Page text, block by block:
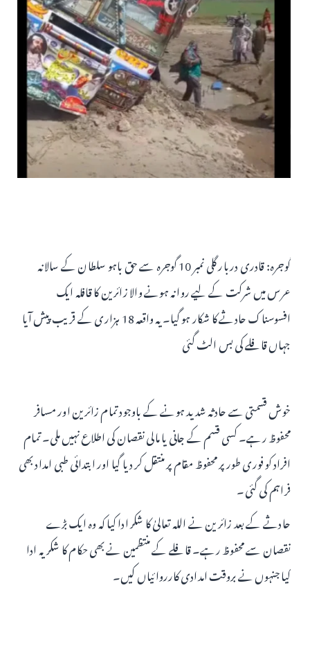
گوجرہ: قادری دربار گلی نمبر 10 گوجرہ سے حق باہو سلطان کے سالانہ
عرس میں شرکت کے لیے روانہ ہونے والا زائرین کا قافلہ ایک
افسوسناک حادثے کا شکار ہو گیا۔ یہ واقعہ 18 ہزاری کے قریب پیش آیا
جہاں قافلے کی بس الٹ گئی
خوش قسمتی سے حادثہ شدید ہونے کے باوجود تمام زائرین اور مسافر
محفوظ رہے۔ کسی قسم کے جانی یا مالی نقصان کی اطلاع نہیں ملی۔ تمام
افراد کو فوری طور پر محفوظ مقام پر منتقل کر دیا گیا اور ابتدائی طبی امداد بھی
فراہم کی گئی۔
حادثے کے بعد زائرین نے اللہ تعالیٰ کا شکر ادا کیا کہ وہ ایک بڑے
نقصان سے محفوظ رہے۔ قافلے کے منتظمین نے بھی حکام کا شکریہ ادا
کیا جنہوں نے بروقت امدادی کارروائیاں کیں۔